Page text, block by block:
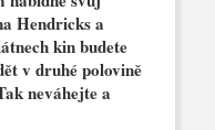
Hendricks a
kin budete
v druhé polovině
neváhejte a